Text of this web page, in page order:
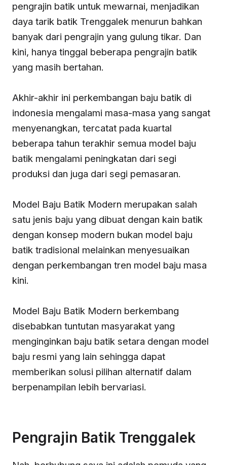
pengrajin batik untuk mewarnai, menjadikan
daya tarik batik Trenggalek menurun bahkan
banyak dari pengrajin yang gulung tikar. Dan
kini, hanya tinggal beberapa pengrajin batik
yang masih bertahan.
Akhir-akhir ini perkembangan baju batik di
indonesia mengalami masa-masa yang sangat
menyenangkan, tercatat pada kuartal
beberapa tahun terakhir semua model baju
batik mengalami peningkatan dari segi
produksi dan juga dari segi pemasaran.
Model Baju Batik Modern merupakan salah
satu jenis baju yang dibuat dengan kain batik
dengan konsep modern bukan model baju
batik tradisional melainkan menyesuaikan
dengan perkembangan tren model baju masa
kini.
Model Baju Batik Modern berkembang
disebabkan tuntutan masyarakat yang
menginginkan baju batik setara dengan model
baju resmi yang lain sehingga dapat
memberikan solusi pilihan alternatif dalam
berpenampilan lebih bervariasi.
Pengrajin Batik Trenggalek